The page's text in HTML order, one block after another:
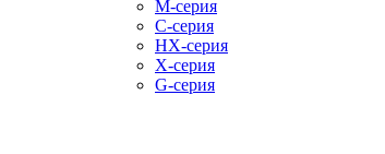
M-серия
С-серия
HX-серия
X-серия
G-серия